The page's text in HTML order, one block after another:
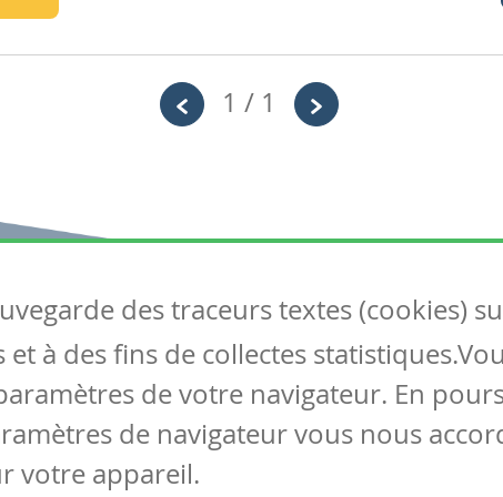
1 / 1
Articles
Tous les articles
Articles DYS
Circulaires
des traceurs textes (cookies)
à des fins de collectes
de votre navigateur. En
de navigateur vous nous
votre appareil.